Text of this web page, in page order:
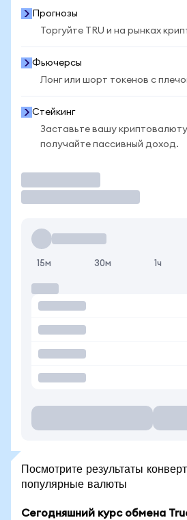
Прогнозы
Торгуйте TRU и на рынках
Фьючерсы
Лонг или шорт токенов с
Стейкинг
Заставьте вашу
получайте пассивный доход.
15м 30м 1ч
Посмотрите результаты
популярные валюты
Сегодняшний курс обмена